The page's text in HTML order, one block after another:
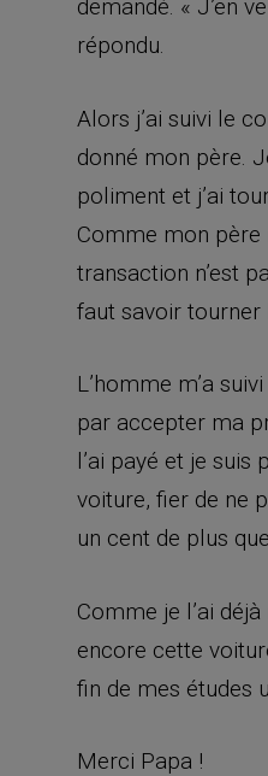
demandé. « J’en
répondu.
Alors j’ai suivi le
donné mon père.
poliment et j’ai
Comme mon père
transaction n’est
faut savoir tourner
L’homme m’a
par accepter ma
l’ai payé et je suis
voiture, fier de ne
un cent de plus
Comme je l’ai déjà
encore cette
fin de mes études
Merci Papa !